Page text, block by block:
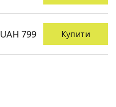
UAH 799 Купити